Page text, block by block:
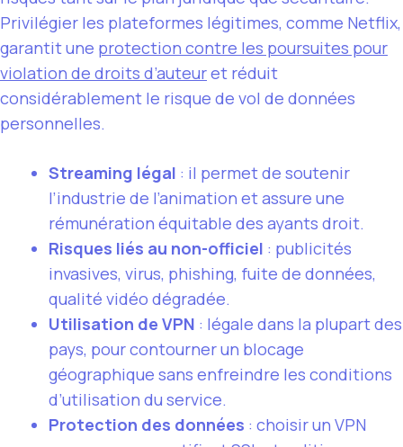
Privilégier les plateformes légitimes, comme Netflix,
garantit une protection contre les poursuites pour
violation de droits d’auteuret réduit
considérablement le risque de vol de données
personnelles.
Streaming légal : il permet de soutenir
l’industrie de l’animation et assure une
rémunération équitable des ayants droit.
Risques liés au non-officiel : publicités
invasives, virus, phishing, fuite de données,
qualité vidéo dégradée.
Utilisation de VPN : légale dans la plupart des
pays, pour contourner un blocage
géographique sans enfreindre les conditions
d’utilisation du service.
Protection des données : choisir un VPN